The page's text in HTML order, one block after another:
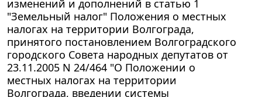
изменений и дополнений в статью 1
"Земельный налог" Положения о местных
налогах на территории Волгограда,
принятого постановлением Волгоградского
городского Совета народных депутатов от
23.11.2005 N 24/464 "О Положении о
местных налогах на территории
Волгограда, введении системы